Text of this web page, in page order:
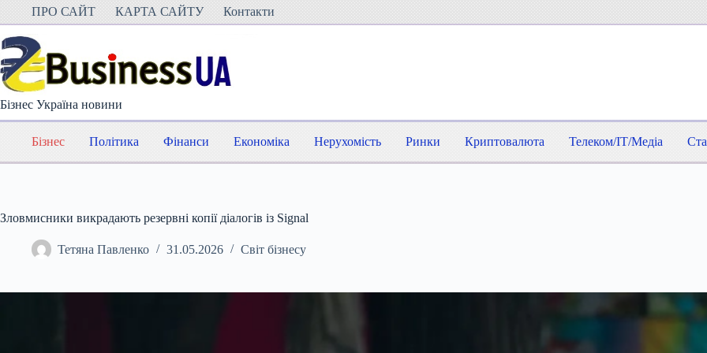
Перейти
вмісту
ПРО САЙТ КАРТА САЙТУ Контакти
Бізнес Україна новини
Бізнес Політика Фінанси Економіка Нерухомість Ринки Криптовалюта Телеком/IT/Медіа
Зловмисники викрадають резервні копії діалогів із Signal
Тетяна Павленко 31.05.2026 Світ бізнесу